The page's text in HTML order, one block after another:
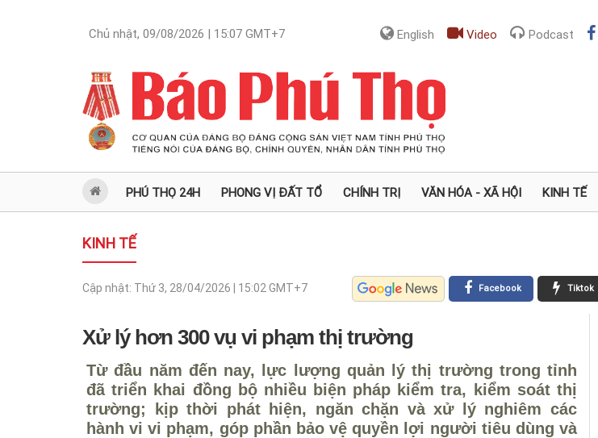
Chủ nhật, 09/08/2026 | 15:07 GMT+7 English Video Podcast
PHÚ THỌ 24H PHONG VỊ ĐẤT TỔ CHÍNH TRỊ VĂN HÓA - XÃ HỘI KINH TẾ
KINH TẾ
Cập nhật: Thứ 3, 28/04/2026 | 15:02 GMT+7 Tiktok
Facebook
Xử lý hơn 300 vụ vi phạm thị trường
Từ đầu năm đến nay, lực lượng quản lý thị trường trong tỉnh
đã triển khai đồng bộ nhiều biện pháp kiểm tra, kiểm soát thị
trường; kịp thời phát hiện, ngăn chặn và xử lý nghiêm các
hành vi vi phạm, góp phần bảo vệ quyền lợi người tiêu dùng và